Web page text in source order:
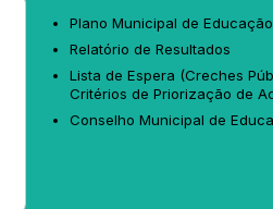
Plano Municipal de Educação
Relatório de Resultados
Lista de Espera (Creches
Critérios de Priorização de
Conselho Municipal de